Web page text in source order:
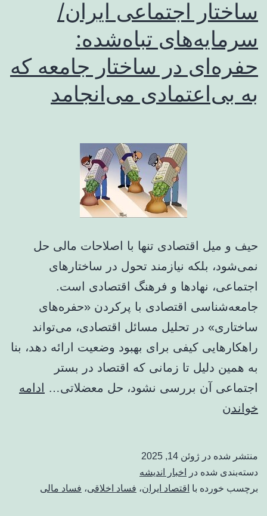
عقلانیت
عرصه
سیاست
ساختار اجتماعی ایران/
سرمایه‌های تباه‌شده:
حفره‌ای در ساختار جامعه که
به بی‌اعتمادی می‌انجامد
حیف و میل اقتصادی تنها با اصلاحات مالی حل
نمی‌شود، بلکه نیازمند تحول در ساختارهای
اجتماعی، نهادها و فرهنگ اقتصادی است.
جامعه‌شناسی اقتصادی با پرکردن «حفره‌های
ساختاری» در تحلیل مسائل اقتصادی، می‌تواند
راهکارهایی کیفی برای بهبود وضعیت ارائه دهد، بنا
به همین دلیل تا زمانی که اقتصاد در بستر
اجتماعی آن بررسی نشود، حل معضلاتی… ادامه
خواندن
اقتصادی
فراتر
منتشر شده در ژوئن 14, 2025
دسته‌بندی شده در
اخبار اندیشه
برچسب خورده با اقتصاد ایران، فساد اخلاقی، فساد مالی